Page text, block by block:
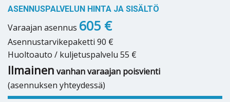
ASENNUSPALVELUN HINTA JA SISÄLTÖ
Varaajan asennus 605 €
Asennustarvikepaketti 90 €
Huoltoauto / kuljetuspalvelu 55 €
Ilmainen vanhan varaajan poisvienti
(asennuksen yhteydessä)